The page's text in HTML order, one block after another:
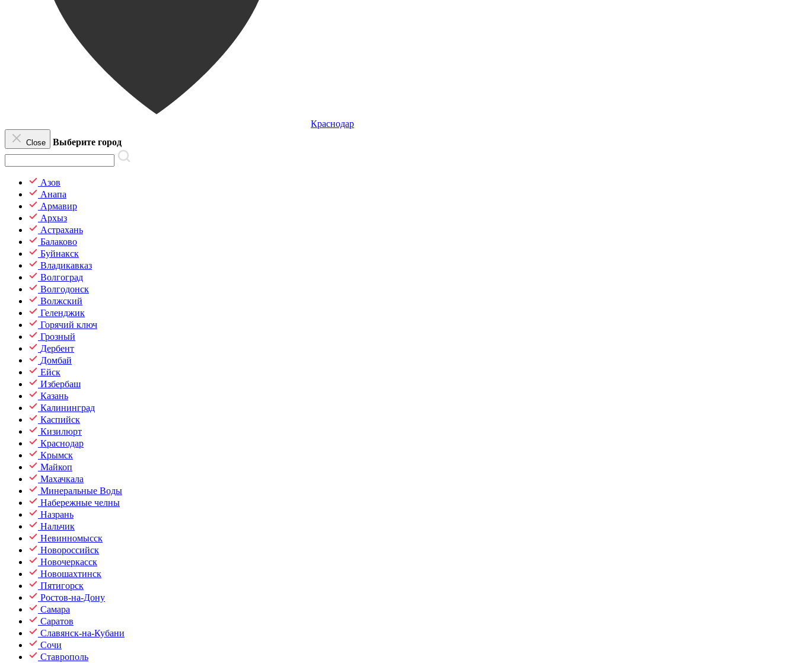
Краснодар
Close Выберите город
Азов
Анапа
Армавир
Архыз
Астрахань
Балаково
Буйнакск
Владикавказ
Волгоград
Волгодонск
Волжский
Геленджик
Горячий ключ
Грозный
Дербент
Домбай
Ейск
Избербаш
Казань
Калининград
Каспийск
Кизилюрт
Краснодар
Крымск
Майкоп
Махачкала
Минеральные Воды
Набережные челны
Назрань
Нальчик
Невинномысск
Новороссийск
Новочеркасск
Новошахтинск
Пятигорск
Ростов-на-Дону
Самара
Саратов
Славянск-на-Кубани
Сочи
Ставрополь